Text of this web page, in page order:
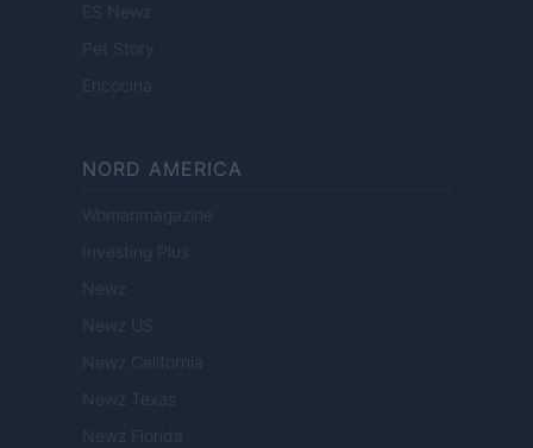
ES Newz
Pet Story
Encocina
NORD AMERICA
Womanmagazine
Investing Plus
Newz
Newz US
Newz California
Newz Texas
Newz Florida